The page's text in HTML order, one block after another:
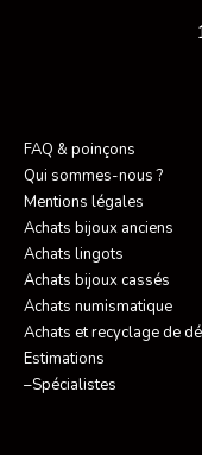
FAQ & poinçons
Qui sommes-nous ?
Mentions légales
Achats bijoux anciens
Achats lingots
Achats bijoux cassés
Achats numismatique
Achats et recyclage de
Estimations
–Spécialistes